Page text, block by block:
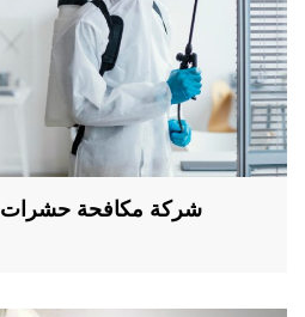
شركة مكافحة حشرات